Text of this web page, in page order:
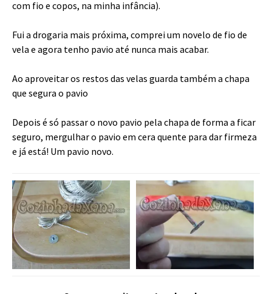
com fio e copos, na minha infância).
Fui a drogaria mais próxima, comprei um novelo de fio de
vela e agora tenho pavio até nunca mais acabar.
Ao aproveitar os restos das velas guarda também a chapa
que segura o pavio
Depois é só passar o novo pavio pela chapa de forma a ficar
seguro, mergulhar o pavio em cera quente para dar firmeza
e já está! Um pavio novo.